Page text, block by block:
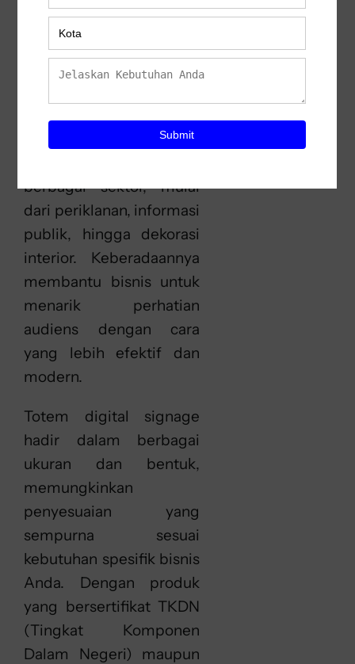
ukuran. Produk terbaik
TKDN maupun non-
teknologi yang paling
berbagai sektor, mulai
dari periklanan, informasi
publik, hingga dekorasi
interior. Keberadaannya
membantu bisnis untuk
menarik perhatian
audiens dengan cara
yang lebih efektif dan
modern.
Totem digital signage
hadir dalam berbagai
ukuran dan bentuk,
memungkinkan
penyesuaian yang
sempurna sesuai
kebutuhan spesifik bisnis
Anda. Dengan produk
yang bersertifikat TKDN
(Tingkat Komponen
Dalam Negeri) maupun